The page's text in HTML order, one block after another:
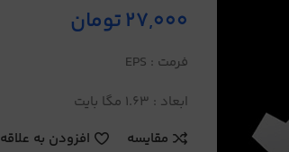
27,000تومان
فرمت : EPS
ابعاد : 1.63 مگا بایت
مقایسه
افزودن به